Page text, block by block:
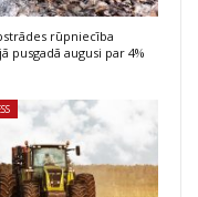
rūpniecība
pusgadā augusi par 4%